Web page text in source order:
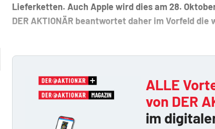
Lieferketten. Auch Apple wird dies am 28.
DER AKTIONÄR beantwortet daher im Vorfeld
ALLE
von DER
im